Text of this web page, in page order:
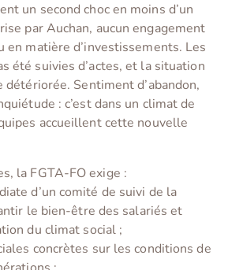
un second choc en moins d’un
par Auchan, aucun engagement
en matière d’investissements. Les
été suivies d’actes, et la situation
détériorée. Sentiment d’abandon,
: c’est dans un climat de
accueillent cette nouvelle
la FGTA-FO exige :
d’un comité de suivi de la
le bien-être des salariés et
du climat social ;
concrètes sur les conditions de